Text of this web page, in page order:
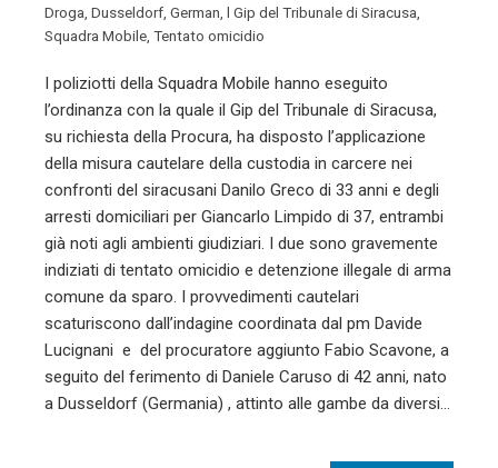
Droga, Dusseldorf, German, l Gip del Tribunale di Siracusa,
Squadra Mobile, Tentato omicidio
I poliziotti della Squadra Mobile hanno eseguito
l’ordinanza con la quale il Gip del Tribunale di Siracusa,
su richiesta della Procura, ha disposto l’applicazione
della misura cautelare della custodia in carcere nei
confronti del siracusani Danilo Greco di 33 anni e degli
arresti domiciliari per Giancarlo Limpido di 37, entrambi
già noti agli ambienti giudiziari. I due sono gravemente
indiziati di tentato omicidio e detenzione illegale di arma
comune da sparo. I provvedimenti cautelari
scaturiscono dall’indagine coordinata dal pm Davide
Lucignani e del procuratore aggiunto Fabio Scavone, a
seguito del ferimento di Daniele Caruso di 42 anni, nato
a Dusseldorf (Germania) , attinto alle gambe da diversi…